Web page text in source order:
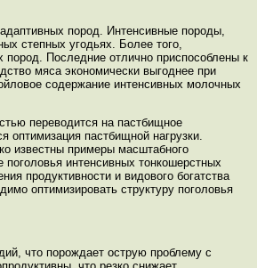
пород. Интенсивные породы,
степных угодьях. Более того,
пород. Последние отлично приспособлены к
мяса экономически выгоднее при
содержание интенсивных молочных
переводится на пастбищное
оптимизация пастбищной нагрузки.
известны примеры масштабного
интенсивных тонкошерстных
продуктивности и видового богатства
оптимизировать структуру поголовья
что порождает острую проблему с